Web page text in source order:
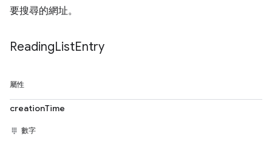
要搜尋的網址。
ReadingListEntry
屬性
creationTime
數字